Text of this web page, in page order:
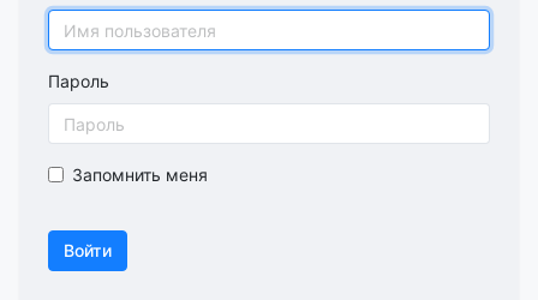
Пароль
Запомнить меня
Войти